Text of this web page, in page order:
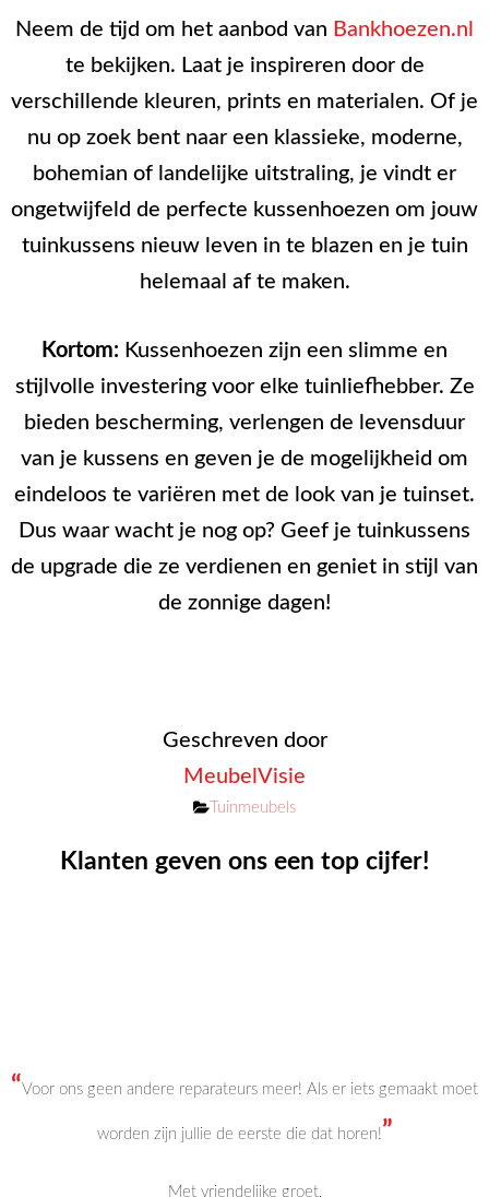
Neem de tijd om het aanbod van Bankhoezen.nl
te bekijken. Laat je inspireren door de
verschillende kleuren, prints en materialen. Of je
nu op zoek bent naar een klassieke, moderne,
bohemian of landelijke uitstraling, je vindt er
ongetwijfeld de perfecte kussenhoezen om jouw
tuinkussens nieuw leven in te blazen en je tuin
helemaal af te maken.
Kortom: Kussenhoezen zijn een slimme en
stijlvolle investering voor elke tuinliefhebber. Ze
bieden bescherming, verlengen de levensduur
van je kussens en geven je de mogelijkheid om
eindeloos te variëren met de look van je tuinset.
Dus waar wacht je nog op? Geef je tuinkussens
de upgrade die ze verdienen en geniet in stijl van
de zonnige dagen!
Geschreven door
MeubelVisie
Categorieën
Tuinmeubels
Klanten geven ons een top cijfer!
“Voor ons geen andere reparateurs meer! Als er iets gemaakt moet
worden zijn jullie de eerste die dat horen!”
Met vriendelijke groet,